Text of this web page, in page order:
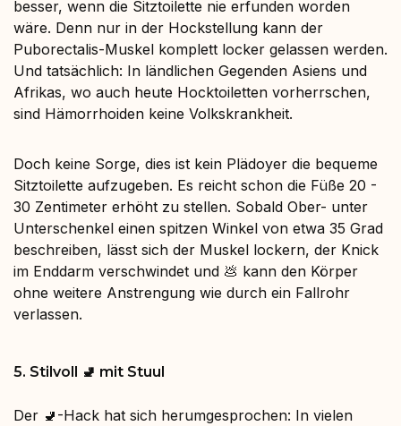
besser, wenn die Sitztoilette nie erfunden worden
wäre. Denn nur in der Hockstellung kann der
Puborectalis-Muskel komplett locker gelassen werden.
Und tatsächlich: In ländlichen Gegenden Asiens und
Afrikas, wo auch heute Hocktoiletten vorherrschen,
sind Hämorrhoiden keine Volkskrankheit.
Doch keine Sorge, dies ist kein Plädoyer die bequeme
Sitztoilette aufzugeben. Es reicht schon die Füße 20 -
30 Zentimeter erhöht zu stellen. Sobald Ober- unter
Unterschenkel einen spitzen Winkel von etwa 35 Grad
beschreiben, lässt sich der Muskel lockern, der Knick
im Enddarm verschwindet und 💩 kann den Körper
ohne weitere Anstrengung wie durch ein Fallrohr
verlassen.
5. Stilvoll 🚽 mit Stuul
Der 🚽-Hack hat sich herumgesprochen: In vielen